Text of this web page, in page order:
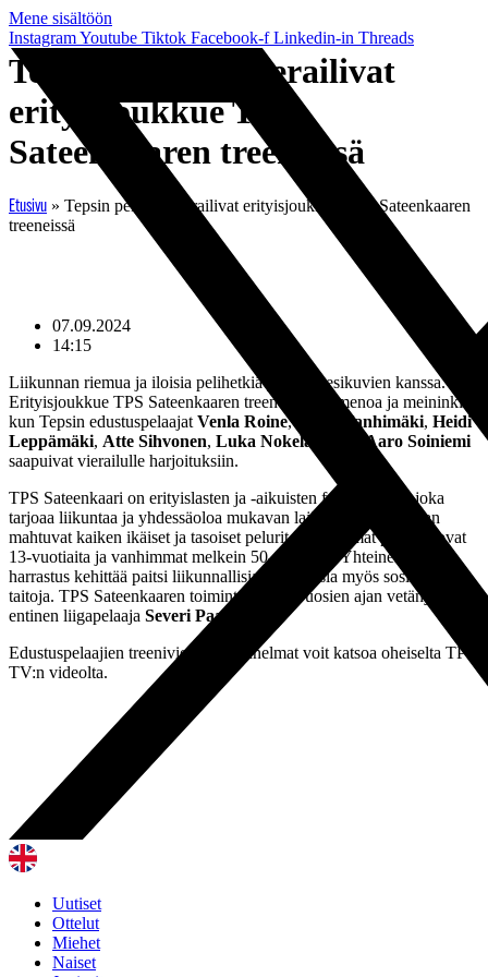
Mene sisältöön
InstagramYoutube Tiktok Facebook-f Linkedin-in Threads
Uutiset
Ottelut
Miehet
Naiset
Tepsin pelaajat vierailivat
erityisjoukkue TPS
Sateenkaaren treeneissä
Etusivu » Tepsin pelaajat vierailivat erityisjoukkue TPS Sateenkaaren
treeneissä
07.09.2024
14:15
Liikunnan riemua ja iloisia pelihetkiä yhdessä esikuvien kanssa.
Erityisjoukkue TPS Sateenkaaren treeneissä oli menoa ja meininkiä,
kun Tepsin edustuspelaajat Venla Roine, Netta Hanhimäki, Heidi
Leppämäki, Atte Sihvonen, Luka Nokelainen
Aaro Soiniemi
saapuivat vierailulle harjoituksiin.
TPS Sateenkaari on erityislasten ja -aikuisten futisjoukkue, joka
tarjoaa liikuntaa ja yhdessäoloa mukavan lajin parissa. Mukaan
mahtuvat kaiken ikäiset ja tasoiset pelurit. Nuorimmat pelaajat ovat
13-vuotiaita ja vanhimmat melkein 50-vuotiaita. Yhteinen ohjattu
harrastus kehittää paitsi liikunnallisia valmiuksia myös sosiaalisia
taitoja. TPS Sateenkaaren toimintaa on jo vuosien ajan vetänyt
entinen liigapelaaja Severi Paajanen
Edustuspelaajien treenivierailun tunnelmat voit katsoa oheiselta TPS
TV:n videolta.